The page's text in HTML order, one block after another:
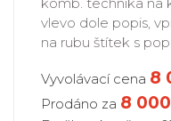
vlevo dole popis,
na rubu štítek s
Vyvolávací cena 8
Prodáno za 8 000